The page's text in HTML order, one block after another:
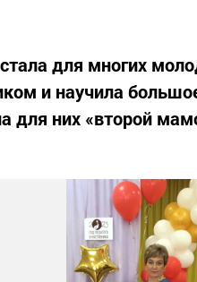
для многих
и научила
для них «второй